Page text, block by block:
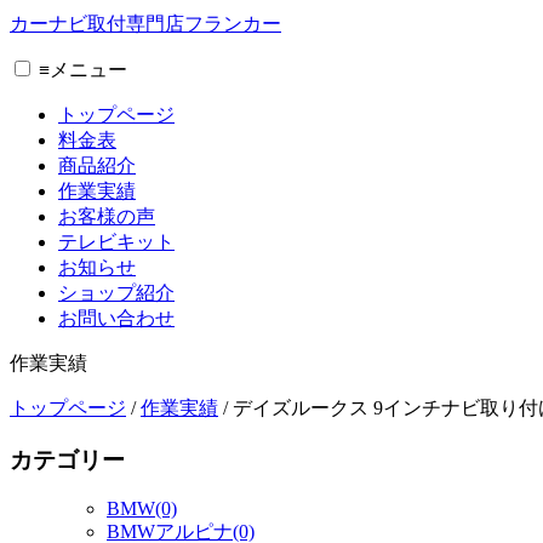
カーナビ取付専⾨店フランカー
≡ メニュー
トップページ
料金表
商品紹介
作業実績
お客様の声
テレビキット
お知らせ
ショップ紹介
お問い合わせ
作業実績
トップページ /作業実績 / デイズルークス 9インチナビ取り付
カテゴリー
BMW(0)
BMWアルピナ(0)